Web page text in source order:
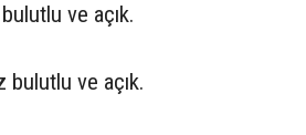
ve açık.
bulutlu ve açık.